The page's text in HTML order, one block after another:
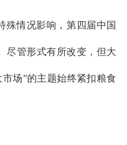
殊情况影响，第四届中国
尽管形式有所改变，但大
场”的主题始终紧扣粮食